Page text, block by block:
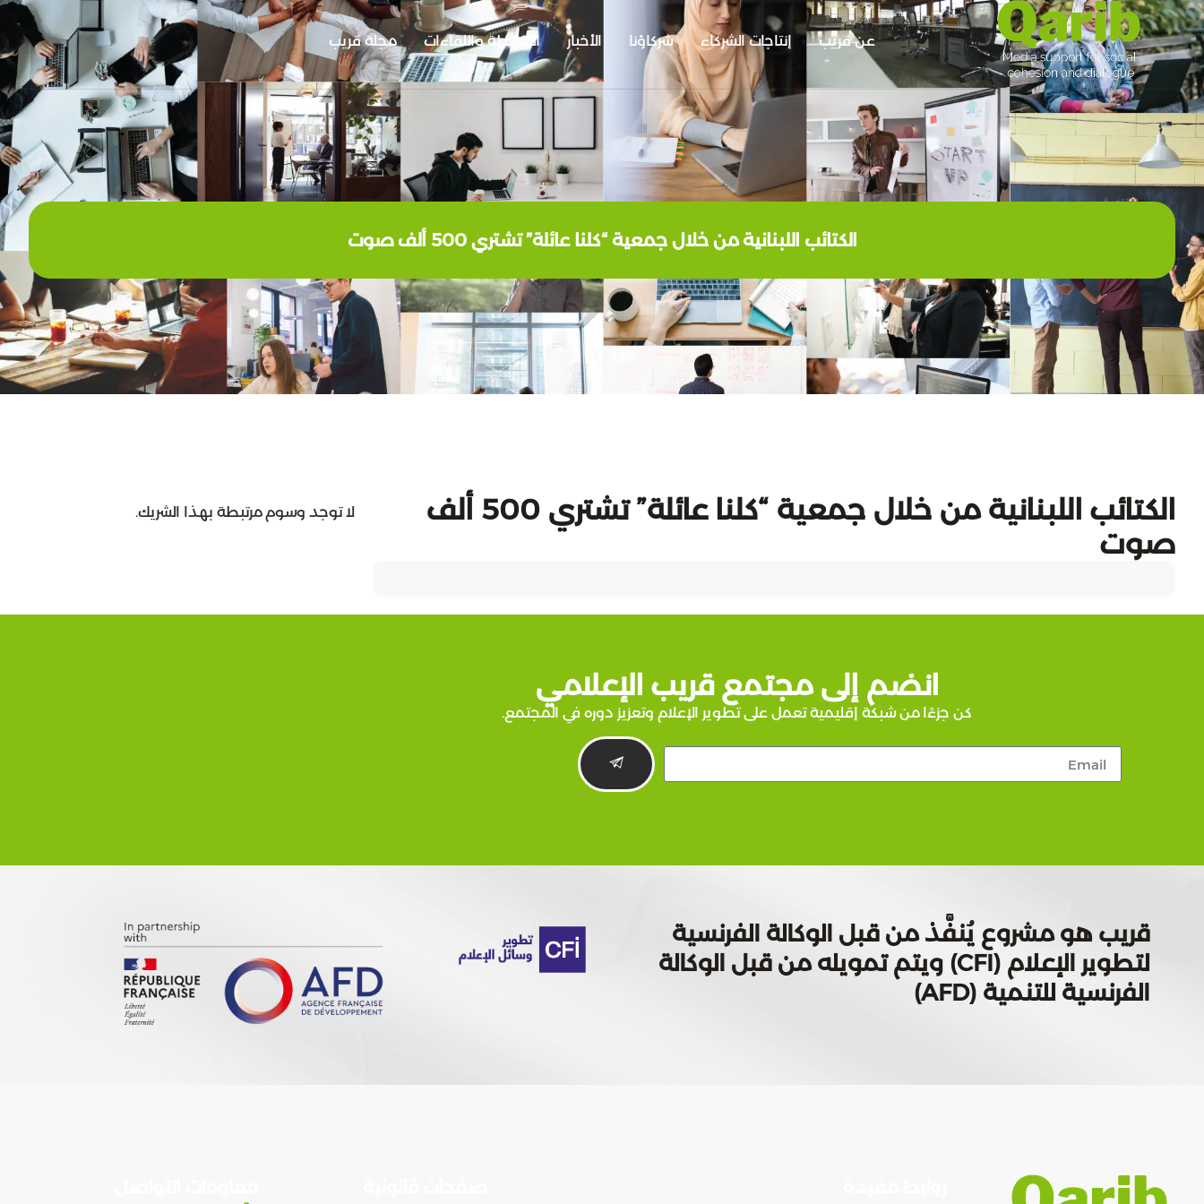
عن قريب إنتاجات الشركاء شركاؤنا الأخبار الأنشطة واللقاءات مجلة قريب
الكتائب اللبنانية من خلال جمعية “كلنا عائلة” تشتري 500 ألف صوت
الكتائب اللبنانية من خلال جمعية “كلنا عائلة” تشتري 500 ألف
صوت
لا توجد وسوم مرتبطة بهذا الشريك.
انضم إلى مجتمع قريب الإعلامي
كن جزءًا من شبكة إقليمية تعمل على تطوير الإعلام وتعزيز دوره في المجتمع.
قريب هو مشروع يُنفَّذ من قبل الوكالة الفرنسية
لتطوير الإعلام (CFI) ويتم تمويله من قبل الوكالة
الفرنسية للتنمية (AFD)